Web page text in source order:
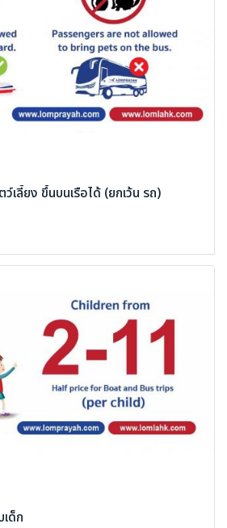
เลี้ยง ขึ้นบนเรือได้ (ยกเว้น รถ)
ด็ก